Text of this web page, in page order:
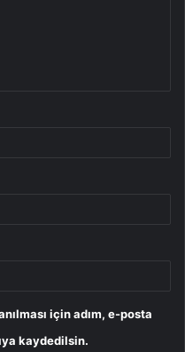
için adım, e-posta
kaydedilsin.